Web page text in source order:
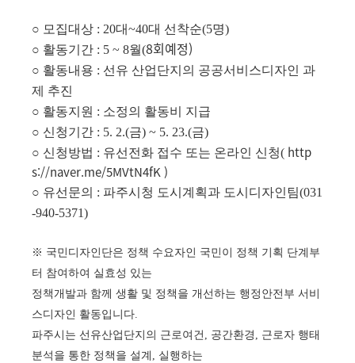
○ 모집대상 : 20대~40대 선착순(5명)
○ 활동기간 : 5 ~ 8월(8회예정)
○ 활동내용 : 선유 산업단지의 공공서비스디자인 과
제 추진
○ 활동지원 : 소정의 활동비 지급
○ 신청기간 : 5. 2.(금) ~ 5. 23.(금)
○ 신청방법 : 유선전화 접수 또는 온라인 신청( http
s://naver.me/5MVtN4fK)
○ 유선문의 : 파주시청 도시계획과 도시디자인팀(031
-940-5371)
※ 국민디자인단은 정책 수요자인 국민이 정책 기획 단계부
터 참여하여 실효성 있는
정책개발과 함께 생활 및 정책을 개선하는 행정안전부 서비
스디자인 활동입니다.
파주시는 선유산업단지의 근로여건 , 공간환경 , 근로자 행태
분석을 통한 정책을 설계 , 실행하는